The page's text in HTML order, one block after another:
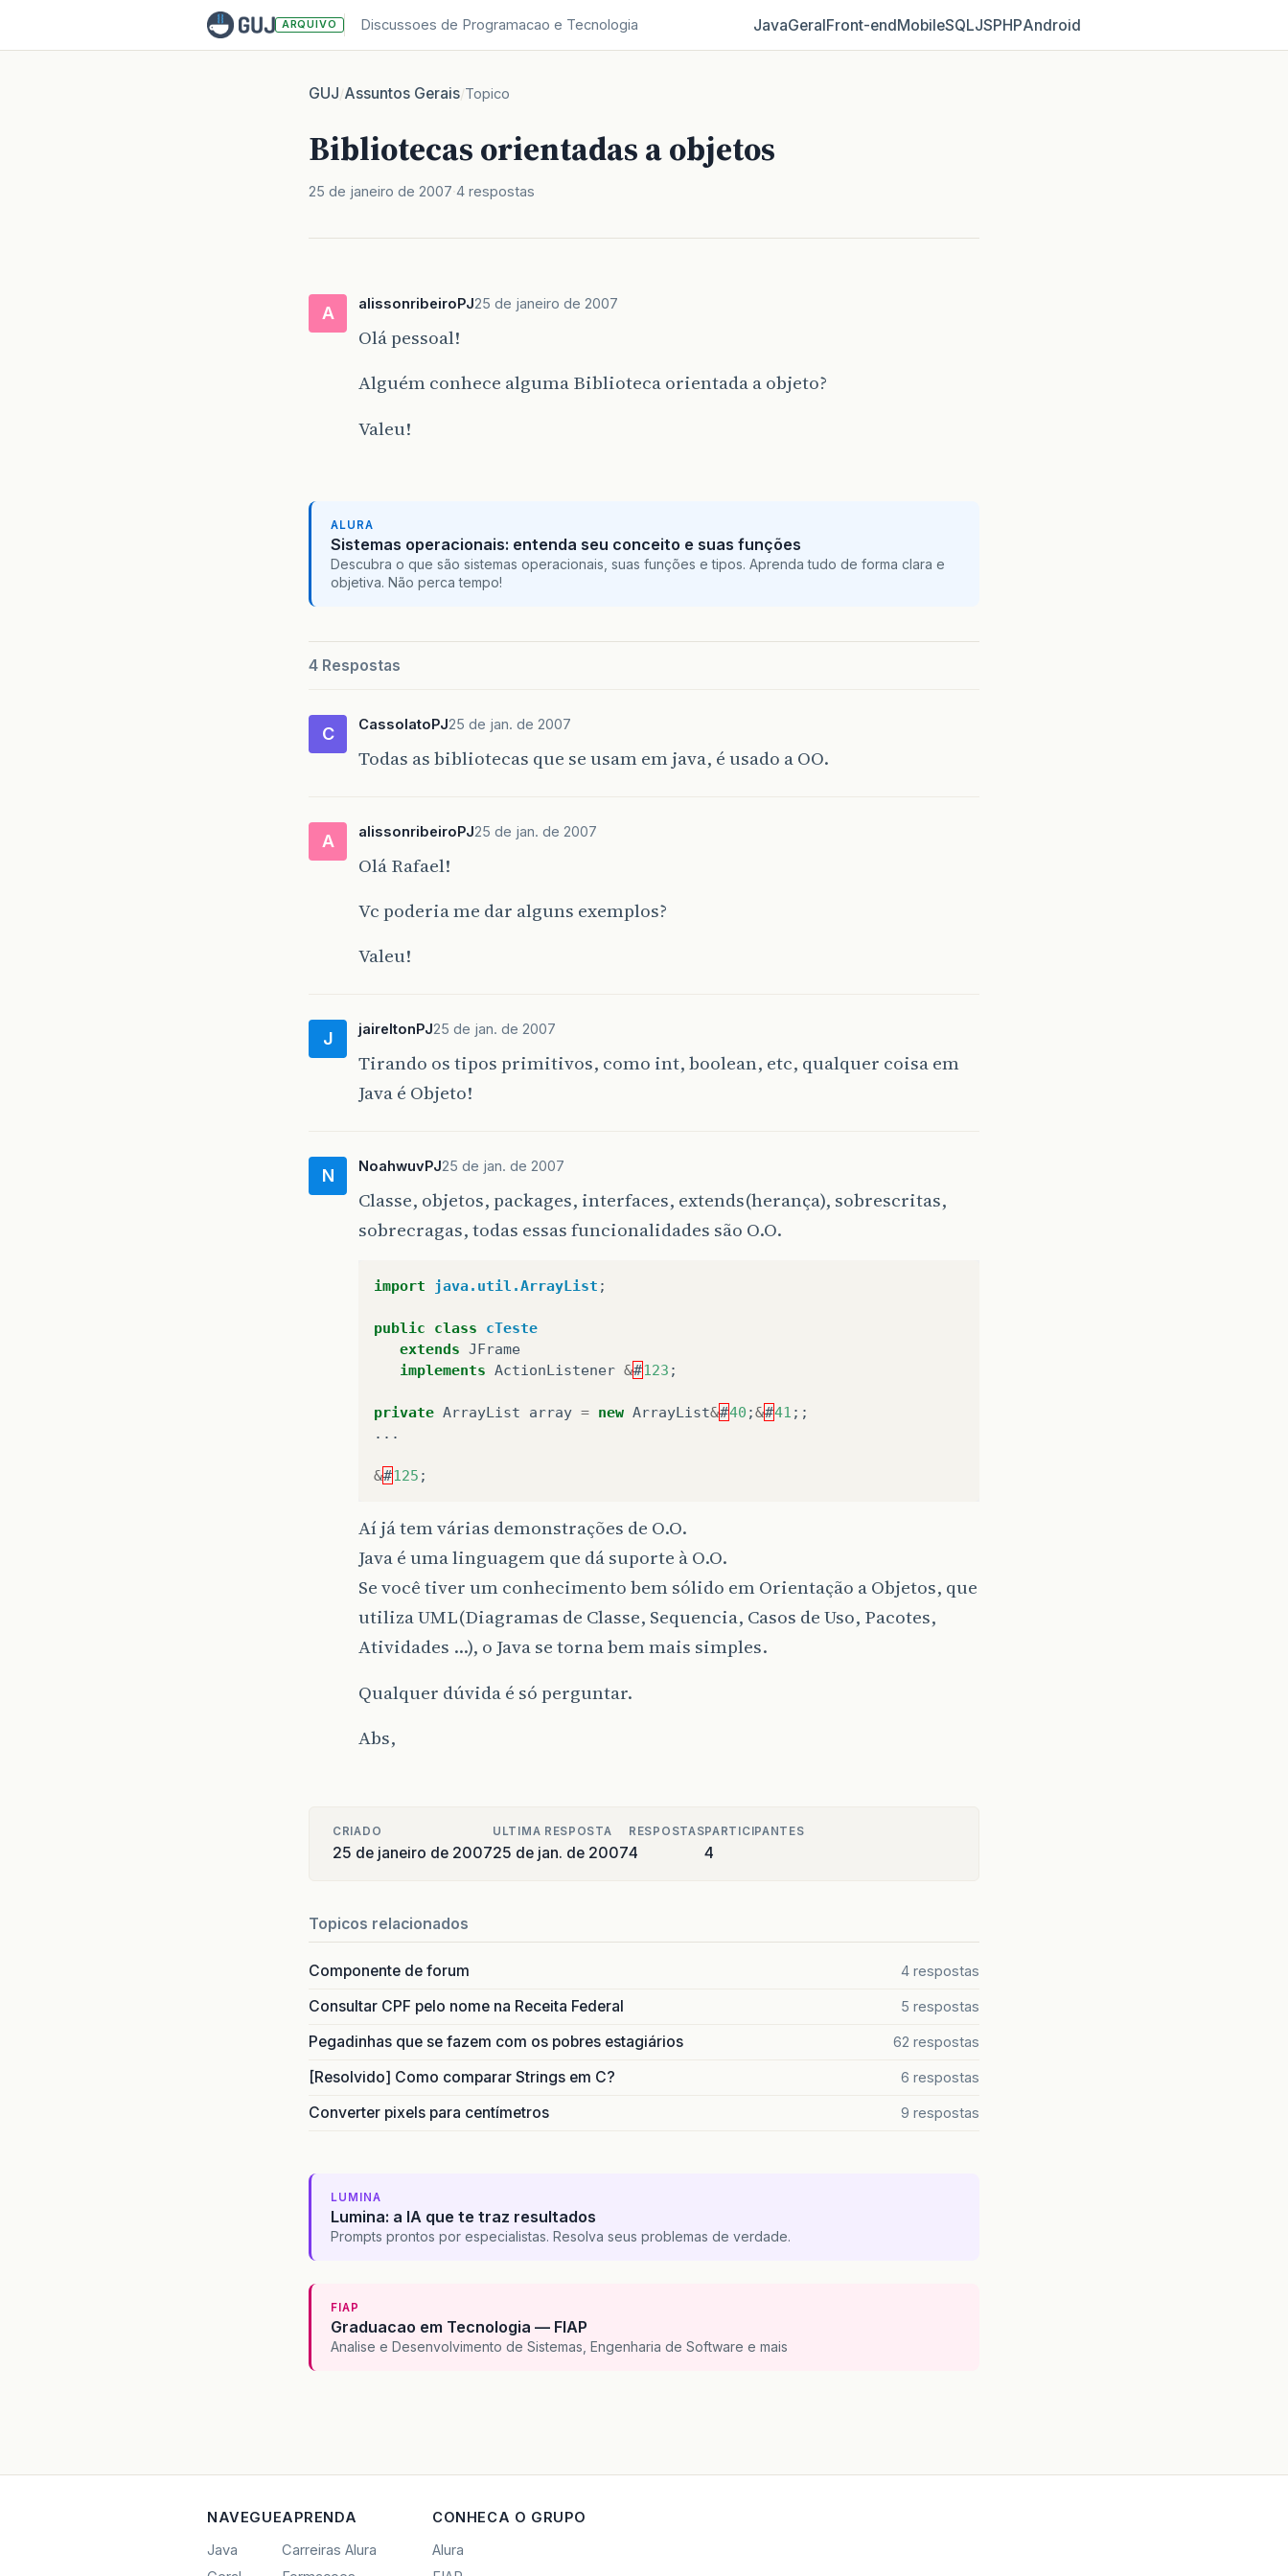
ARQUIVO Discussoes de Programacao e Tecnologia JavaGeralFront‑endMobileSQLJSPHPAndroid
GUJ/Assuntos Gerais/Topico
Bibliotecas orientadas a objetos
25 de janeiro de 2007 4 respostas
A alissonribeiroPJ25 de janeiro de 2007
Olá pessoal!
Alguém conhece alguma Biblioteca orientada a objeto?
Valeu!
ALURA
Sistemas operacionais: entenda seu conceito e suas funções
Descubra o que são sistemas operacionais, suas funções e tipos. Aprenda tudo de forma clara e
objetiva. Não perca tempo!
4 Respostas
C CassolatoPJ25 de jan. de 2007
Todas as bibliotecas que se usam em java, é usado a OO.
A alissonribeiroPJ25 de jan. de 2007
Olá Rafael!
Vc poderia me dar alguns exemplos?
Valeu!
J jaireltonPJ25 de jan. de 2007
Tirando os tipos primitivos, como int, boolean, etc, qualquer coisa em
Java é Objeto!
N NoahwuvPJ25 de jan. de 2007
Classe, objetos, packages, interfaces, extends(herança), sobrescritas,
sobrecragas, todas essas funcionalidades são O.O.
import java.util.ArrayList ;
public class
cTeste
extends JFrame
implements ActionListener &#123 ;
private ArrayList array = new ArrayList&#40 ;&#41 ;;
...
&#125 ;
Aí já tem várias demonstrações de O.O.
Java é uma linguagem que dá suporte à O.O.
Se você tiver um conhecimento bem sólido em Orientação a Objetos, que
utiliza UML(Diagramas de Classe, Sequencia, Casos de Uso, Pacotes,
Atividades …), o Java se torna bem mais simples.
Qualquer dúvida é só perguntar.
Abs,
CRIADO
25 de janeiro de 2007
ULTIMA RESPOSTA
25 de jan. de 2007
RESPOSTAS
4
PARTICIPANTES
4
Topicos relacionados
Componente de forum 4 respostas
Consultar CPF pelo nome na Receita Federal 5 respostas
Pegadinhas que se fazem com os pobres estagiários 62 respostas
[Resolvido] Como comparar Strings em C? 6 respostas
Converter pixels para centímetros 9 respostas
LUMINA
Lumina: a IA que te traz resultados
Prompts prontos por especialistas. Resolva seus problemas de verdade.
FIAP
Graduacao em Tecnologia — FIAP
Analise e Desenvolvimento de Sistemas, Engenharia de Software e mais
NAVEGUE
Java
APRENDA
Carreiras Alura
CONHECA O GRUPO
Alura